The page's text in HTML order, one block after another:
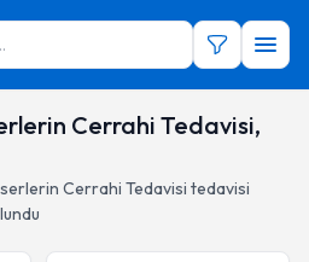
Cerrahi Tedavisi,
Cerrahi Tedavisi tedavisi